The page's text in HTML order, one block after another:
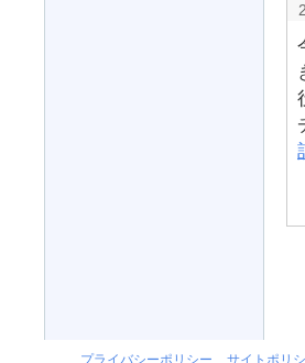
プライバシーポリシー サイトポリ